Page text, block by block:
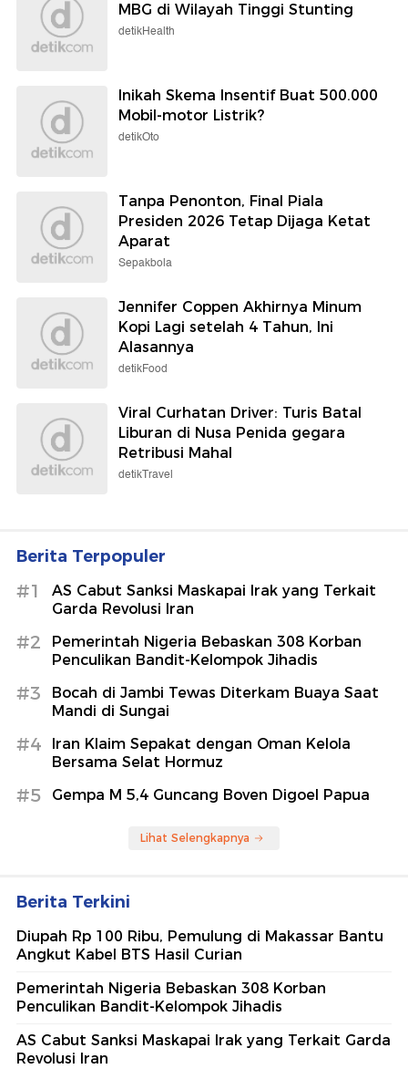
MBG di Wilayah Tinggi Stunting
detikHealth
Inikah Skema Insentif Buat 500.000
Mobil-motor Listrik?
detikOto
Tanpa Penonton, Final Piala
Presiden 2026 Tetap Dijaga Ketat
Aparat
Sepakbola
Jennifer Coppen Akhirnya Minum
Kopi Lagi setelah 4 Tahun, Ini
Alasannya
detikFood
Viral Curhatan Driver: Turis Batal
Liburan di Nusa Penida gegara
Retribusi Mahal
detikTravel
Berita Terpopuler
#1
AS Cabut Sanksi Maskapai Irak yang Terkait
Garda Revolusi Iran
#2
Pemerintah Nigeria Bebaskan 308 Korban
Penculikan Bandit-Kelompok Jihadis
#3
Bocah di Jambi Tewas Diterkam Buaya Saat
Mandi di Sungai
#4
Iran Klaim Sepakat dengan Oman Kelola
Bersama Selat Hormuz
#5 Gempa M 5,4 Guncang Boven Digoel Papua
Lihat Selengkapnya
Berita Terkini
Diupah Rp 100 Ribu, Pemulung di Makassar Bantu
Angkut Kabel BTS Hasil Curian
Pemerintah Nigeria Bebaskan 308 Korban
Penculikan Bandit-Kelompok Jihadis
AS Cabut Sanksi Maskapai Irak yang Terkait Garda
Revolusi Iran